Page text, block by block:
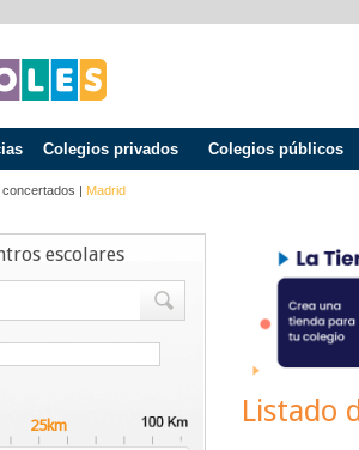
Colegios privados Colegios públicos
concertados | Madrid
escolares
Listado